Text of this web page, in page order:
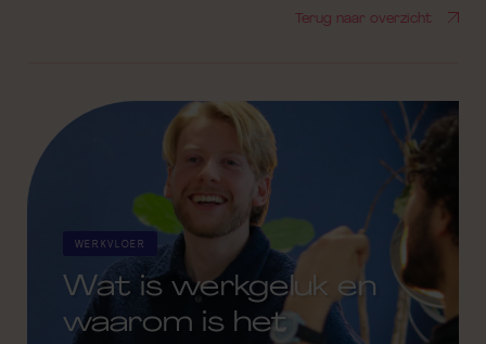
Terug naar overzicht
WERKVLOER
Wat is werkgeluk en
waarom is het